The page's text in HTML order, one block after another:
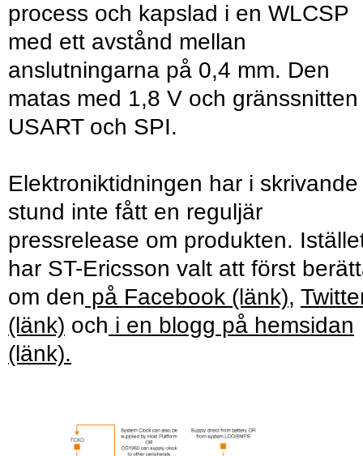
process och kapslad i en WLCSP
med ett avstånd mellan
anslutningarna på 0,4 mm. Den
matas med 1,8 V och gränssnitten
USART och SPI.
Elektroniktidningen har i skrivande
stund inte fått en reguljär
pressrelease om produkten.
har ST-Ericsson valt att först
om den på Facebook (länk),
(länk) och i en blogg på hemsidan
(länk).